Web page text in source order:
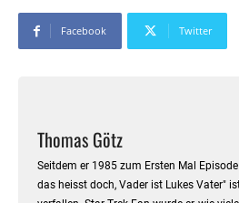
Facebook Twitter
Thomas Götz
Seitdem er 1985 zum Ersten Mal
das heisst doch, Vader ist Lukes Vater"